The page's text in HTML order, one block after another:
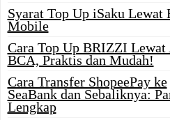
Syarat Top Up iSaku Lewat
Mobile
Cara Top Up BRIZZI Lewat
BCA, Praktis dan Mudah!
Cara Transfer ShopeePay ke
SeaBank dan Sebaliknya:
Lengkap